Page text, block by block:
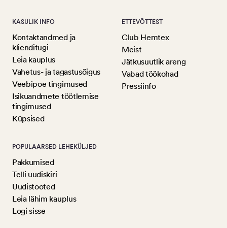
KASULIK INFO
Kontaktandmed ja
klienditugi
Leia kauplus
Vahetus- ja tagastusõigus
Veebipoe tingimused
Isikuandmete töötlemise
tingimused
Küpsised
ETTEVÕTTEST
Club Hemtex
Meist
Jätkusuutlik areng
Vabad töökohad
Pressiinfo
POPULAARSED LEHEKÜLJED
Pakkumised
Telli uudiskiri
Uudistooted
Leia lähim kauplus
Logi sisse